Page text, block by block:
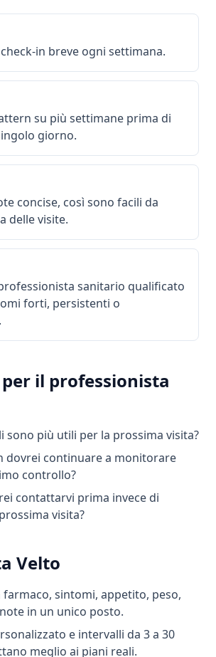
in breve ogni settimana.
su più settimane prima di
giorno.
concise, così sono facili da
delle visite.
sanitario qualificato
forti, persistenti o
il professionista
sono più utili per la prossima visita?
dovrei continuare a monitorare
controllo?
contattarvi prima invece di
visita?
Velto
farmaco, sintomi, appetito, peso,
in un unico posto.
e intervalli da 3 a 30
meglio ai piani reali.